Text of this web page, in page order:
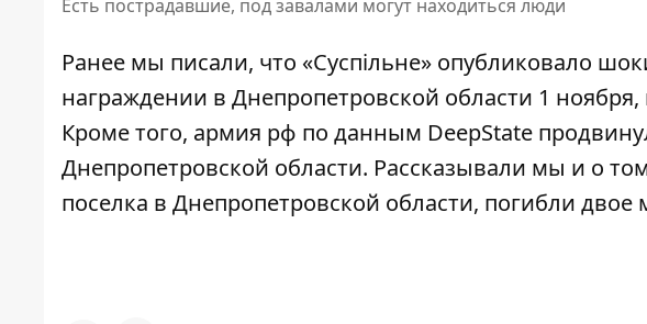
Есть пострадавшие, под завалами могут находиться люди
Ранее мы писали, что «Суспільне» опубликовало
награждении в Днепропетровской области 1 ноября,
Кроме того, армия рф по данным DeepState
Днепропетровской области. Рассказывали мы и о
поселка в Днепропетровской области, погибли двое